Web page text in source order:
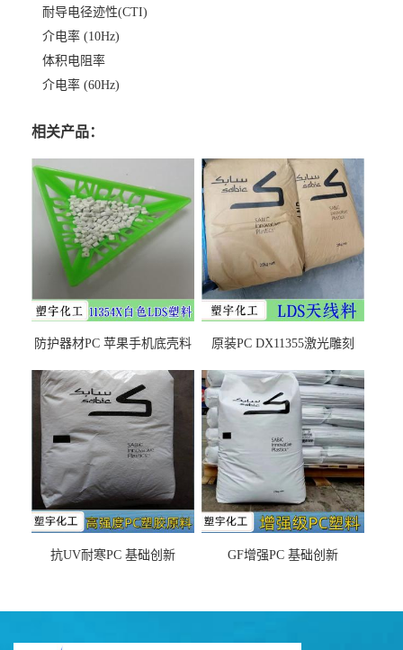
耐导电径迹性(CTI)
介电率 (10Hz)
体积电阻率
介电率 (60Hz)
相关产品：
防护器材PC 苹果手机底壳料
之忧
原装PC DX11355激光雕刻
抗UV耐寒PC 基础创新
GF增强PC 基础创新